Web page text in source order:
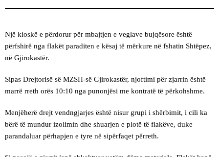
Një kioskë e përdorur për mbajtjen e veglave bujqësore është
përfshirë nga flakët paraditen e kësaj të mërkure në fshatin Shtëpez,
në Gjirokastër.
Sipas Drejtorisë së MZSH-së Gjirokastër, njoftimi për zjarrin është
marrë rreth orës 10:10 nga punonjësi me kontratë të përkohshme.
Menjëherë drejt vendngjarjes është nisur grupi i shërbimit, i cili ka
bërë të mundur izolimin dhe shuarjen e plotë të flakëve, duke
parandaluar përhapjen e tyre në sipërfaqet përreth.